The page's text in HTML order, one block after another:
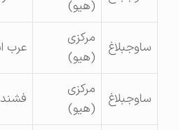
(هیو)
ساوجبلاغ
مرکزی
(هیو)
عرب اباد
ساوجبلاغ
مرکزی
(هیو)
فشند